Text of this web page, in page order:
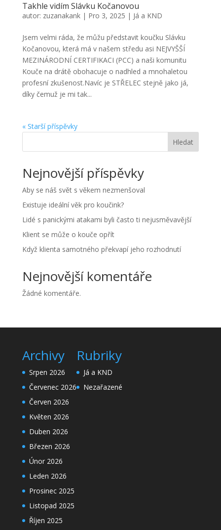
Takhle vidím Slávku Kočanovou
autor: zuzanakank| Pro 3, 2025 | Já a KND
Jsem velmi ráda, že můžu představit koučku Slávku
Kočanovou, která má v našem středu asi NEJVYŠŠÍ
MEZINÁRODNÍ CERTIFIKACI (PCC) a naši komunitu
Kouče na drátě obohacuje o nadhled a mnohaletou
profesní zkušenost.Navíc je STŘELEC stejně jako já,
díky čemuž je mi tak...
« Starší příspěvky
Hledat
Nejnovější příspěvky
Aby se náš svět s věkem nezmenšoval
Existuje ideální věk pro koučink?
Lidé s panickými atakami byli často ti nejusměvavější
Klient se může o kouče opřít
Když klienta samotného překvapí jeho rozhodnutí
Nejnovější komentáře
Žádné komentáře.
Archivy
Srpen 2026
Červenec 2026
Červen 2026
Květen 2026
Duben 2026
Březen 2026
Únor 2026
Leden 2026
Prosinec 2025
Listopad 2025
Říjen 2025
Rubriky
Já a KND
Nezařazené